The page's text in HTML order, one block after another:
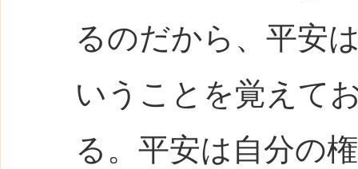
るのだから、平安
いうことを覚えて
る。 平安は自分の